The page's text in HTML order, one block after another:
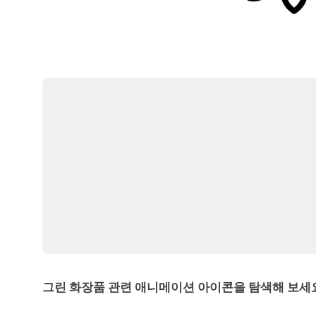
그린 화장품 관련 애니메이션 아이콘을 탐색해 보세